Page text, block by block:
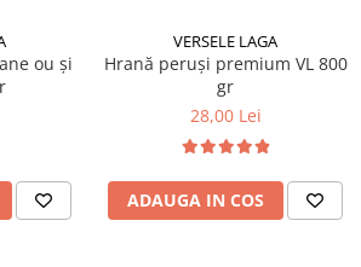
ou și
VERSELE LAGA
Hrană peruși premium VL 800
gr
28,00 Lei
ADAUGA IN COS